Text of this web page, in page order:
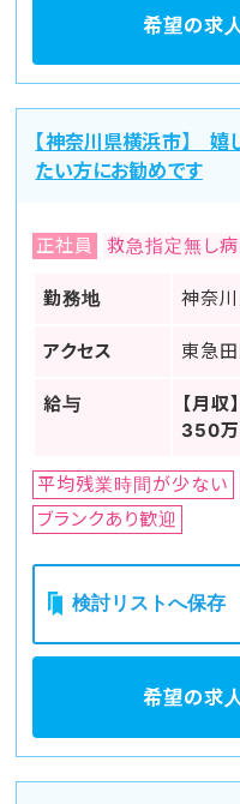
希望の求
【神奈川県横浜市】
たい方にお勧めです
正社員 救急指定無し
勤務地 神奈
アクセス 東急
給与
【月
350
平均残業時間が少ない
ブランクあり歓迎
検討リストへ保存
希望の求